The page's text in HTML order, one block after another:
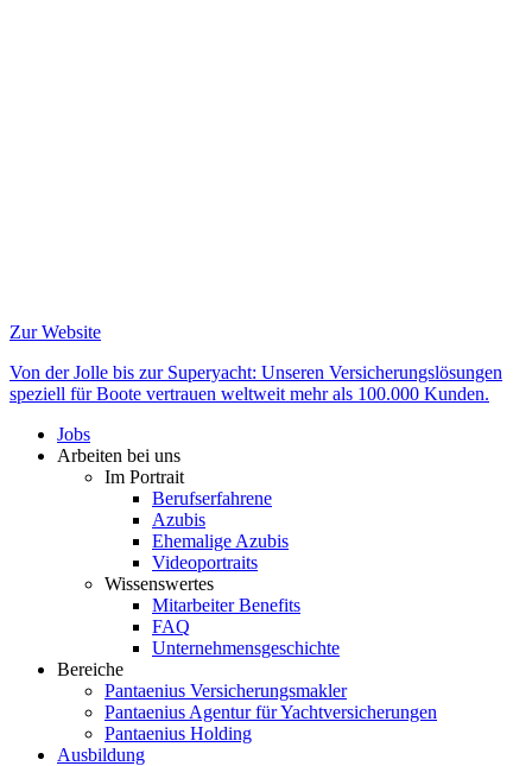
Zur Website
Von der Jolle bis zur Superyacht: Unseren Versicherungslösungen
speziell für Boote vertrauen weltweit mehr als 100.000 Kunden.
Jobs
Arbeiten bei uns
Im Portrait
Berufserfahrene
Azubis
Ehemalige Azubis
Videoportraits
Wissenswertes
Mitarbeiter Benefits
FAQ
Unternehmensgeschichte
Bereiche
Pantaenius Versicherungsmakler
Pantaenius Agentur für Yachtversicherungen
Pantaenius Holding
Ausbildung